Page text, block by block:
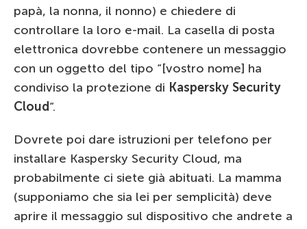
papà, la nonna, il nonno) e chiedere di
controllare la loro e-mail. La casella di posta
elettronica dovrebbe contenere un messaggio
con un oggetto del tipo “[vostro nome] ha
condiviso la protezione di Kaspersky Security
Cloud“.
Dovrete poi dare istruzioni per telefono per
installare Kaspersky Security Cloud, ma
probabilmente ci siete già abituati. La mamma
(supponiamo che sia lei per semplicità) deve
aprire il messaggio sul dispositivo che andrete a